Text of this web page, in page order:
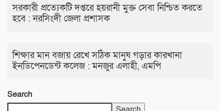
সরকারী প্রত্যেকটি দপ্তরে হয়রানী মুক্ত সেবা নিশ্চিত করতে
হবে : নরসিংদী জেলা প্রশাসক
শিক্ষার মান বজায় রেখে সঠিক মানুষ গড়ার কারখানা
ইনডিপেনডেন্ট কলেজ : মনজুর এলাহী, এমপি
Search